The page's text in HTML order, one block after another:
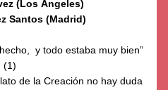
(Los Ángeles)
Santos (Madrid)
y todo estaba muy bien”
(1)
de la Creación no hay duda